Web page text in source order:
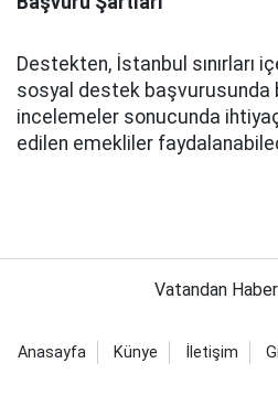
Destekten, İstanbul sınırları
sosyal destek başvurusunda
incelemeler sonucunda
edilen emekliler
Vatandan
Anasayfa Künye İletişim